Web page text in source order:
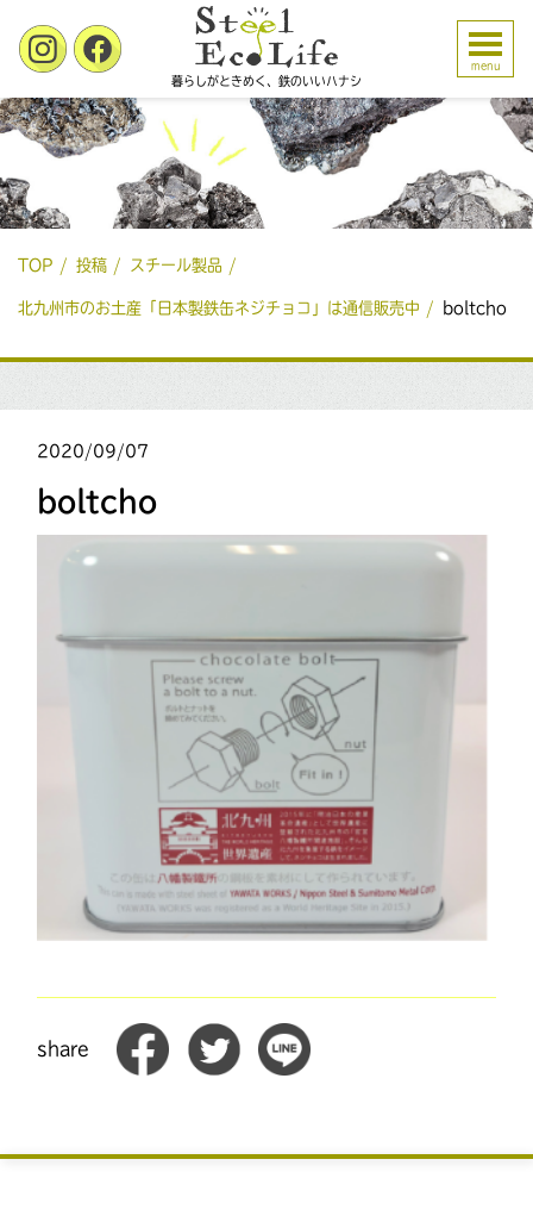
暮らしがときめく、鉄のいいハナシ
menu
TOP 投稿 スチール製品
北九州市のお土産「日本製鉄缶ネジチョコ」は通信販売中 boltcho
2020/09/07
boltcho
share